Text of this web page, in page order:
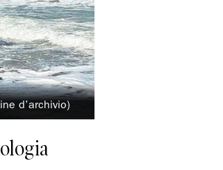
d’archivio)